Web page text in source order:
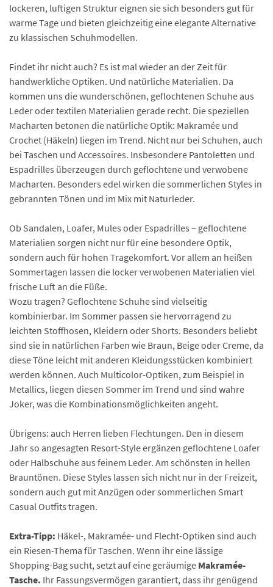
lockeren, luftigen Struktur eignen sie sich besonders gut für
warme Tage und bieten gleichzeitig eine elegante Alternative
zu klassischen Schuhmodellen.
Findet ihr nicht auch? Es ist mal wieder an der Zeit für
handwerkliche Optiken. Und natürliche Materialien. Da
kommen uns die wunderschönen, geflochtenen Schuhe aus
Leder oder textilen Materialien gerade recht. Die speziellen
Macharten betonen die natürliche Optik: Makramée und
Crochet (Häkeln) liegen im Trend. Nicht nur bei Schuhen, auch
bei Taschen und Accessoires. Insbesondere Pantoletten und
Espadrilles überzeugen durch geflochtene und verwobene
Macharten. Besonders edel wirken die sommerlichen Styles in
gebrannten Tönen und im Mix mit Naturleder.
Ob Sandalen, Loafer, Mules oder Espadrilles – geflochtene
Materialien sorgen nicht nur für eine besondere Optik,
sondern auch für hohen Tragekomfort. Vor allem an heißen
Sommertagen lassen die locker verwobenen Materialien viel
frische Luft an die Füße.
Wozu tragen? Geflochtene Schuhe sind vielseitig
kombinierbar. Im Sommer passen sie hervorragend zu
leichten Stoffhosen, Kleidern oder Shorts. Besonders beliebt
sind sie in natürlichen Farben wie Braun, Beige oder Creme, da
diese Töne leicht mit anderen Kleidungsstücken kombiniert
werden können. Auch Multicolor-Optiken, zum Beispiel in
Metallics, liegen diesen Sommer im Trend und sind wahre
Joker, was die Kombinationsmöglichkeiten angeht.
Übrigens: auch Herren lieben Flechtungen. Den in diesem
Jahr so angesagten Resort-Style ergänzen geflochtene Loafer
oder Halbschuhe aus feinem Leder. Am schönsten in hellen
Brauntönen. Diese Styles lassen sich nicht nur in der Freizeit,
sondern auch gut mit Anzügen oder sommerlichen Smart
Casual Outfits tragen.
Extra-Tipp: Häkel-, Makramée- und Flecht-Optiken sind auch
ein Riesen-Thema für Taschen. Wenn ihr eine lässige
Shopping-Bag sucht, setzt auf eine geräumige Makramée-
Tasche. Ihr Fassungsvermögen garantiert, dass ihr genügend